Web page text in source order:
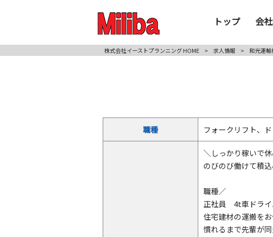
トップ 会
株式会社イーストプランニング HOME > 求人情報 > 和光運輸
職種 フォークリフト、
＼しっかり稼いで
のびのび働けて積
職種／
正社員 4t車ドライ
住宅建材の運搬をお
慣れるまで先輩が